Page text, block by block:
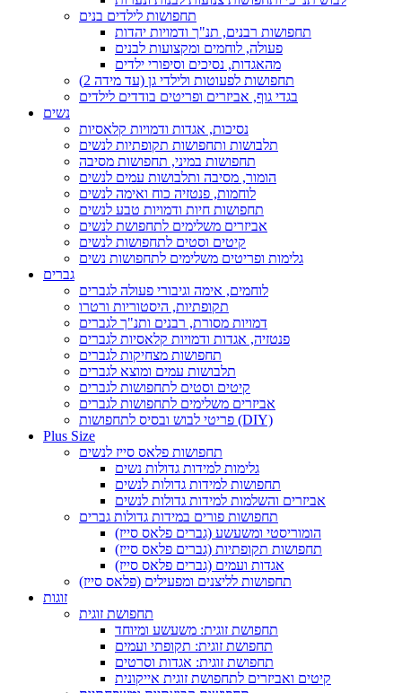
תחפושות לילדים בנים
תחפושות רבנים, תנ"ך ודמויות יהדות
פעולה, לוחמים ומקצועות לבנים
מהאגדות, נסיכים וסיפורי ילדים
תחפושות לפעוטות ולילדי גן (עד מידה 2)
בגדי גוף, אביזרים ופריטים בודדים לילדים
נשים
נסיכות, אגדות ודמויות קלאסיות
תלבושות ותחפושות תקופתיות לנשים
תחפושות במיני, תחפושות מסיבה
הומור, מסיבה ותלבושות עמים לנשים
לוחמות, פנטזיה כוח ואימה לנשים
תחפושות חיות ודמויות טבע לנשים
אביזרים משלימים לתחפושת לנשים
קיטים וסטים לתחפושות לנשים
גלימות ופריטים משלימים לתחפושות נשים
גברים
לוחמים, אימה וגיבורי פעולה לגברים
תקופתיות, היסטוריות ורטרו
דמויות מסורת, רבנים ותנ"ך לגברים
פנטזיה, אגדות ודמויות קלאסיות לגברים
תחפושות מצחיקות לגברים
תלבושות עמים ומוצא לגברים
קיטים וסטים לתחפושות לגברים
אביזרים משלימים לתחפושות לגברים
פריטי לבוש ובסיס לתחפושות (DIY)
Plus Size
תחפושות פלאס סייז לנשים
גלימות למידות גדולות נשים
תחפושות למידות גדולות לנשים
אביזרים והשלמות למידות גדולות לנשים
תחפושות פורים במידות גדולות גברים
הומוריסטי ומשעשע (גברים פלאס סייז)
תחפושות תקופתיות (גברים פלאס סייז)
אגדות ועמים (גברים פלאס סייז)
תחפושות לליצנים ומפעילים (פלאס סייז)
זוגות
תחפושת זוגית
תחפושת זוגית: משעשע ומיוחד
תחפושת זוגית: תקופתי ועמים
תחפושת זוגית: אגדות וסרטים
קיטים ואביזרים לתחפושת זוגית אייקונית